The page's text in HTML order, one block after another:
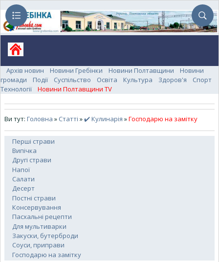
Архів новин Новини Гребінки Новини Полтавщини
Новини
громади
Події Суспільство Освіта Культура Здоров'я
Спорт
Технології
Новини Полтавщини TV
Ви тут: Головна » Статті »✔️ Кулинарія »Господарю на замітку
Перші страви
Випічка
Другі страви
Напої
Салати
Десерт
Постні страви
Консервування
Пасхальні рецепти
Для мультиварки
Закуски, бутерброди
Соуси, приправи
Господарю на замітку